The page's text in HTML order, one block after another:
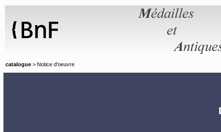
catalogue > Notice d'oeuvre